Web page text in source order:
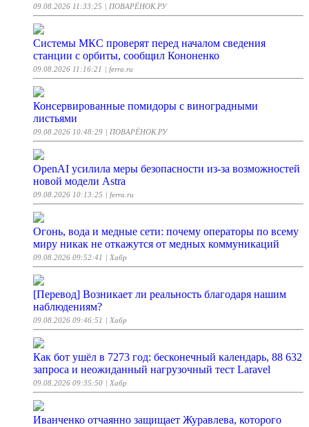
09.08.2026 11:33:25 | ПОВАРЁНОК.РУ
Системы МКС проверят перед началом сведения
станции с орбиты, сообщил Кононенко
09.08.2026 11:16:21 | ferra.ru
Консервированные помидоры с виноградными
листьями
09.08.2026 10:48:29 | ПОВАРЁНОК.РУ
OpenAI усилила меры безопасности из-за возможностей
новой модели Astra
09.08.2026 10:13:25 | ferra.ru
Огонь, вода и медные сети: почему операторы по всему
миру никак не откажутся от медных коммуникаций
09.08.2026 09:52:41 | Хабр
[Перевод] Возникает ли реальность благодаря нашим
наблюдениям?
09.08.2026 09:46:51 | Хабр
Как бот ушёл в 7273 год: бесконечный календарь, 88 632
запроса и неожиданный нагрузочный тест Laravel
09.08.2026 09:35:50 | Хабр
Иванченко отчаянно защищает Журавлева, которого